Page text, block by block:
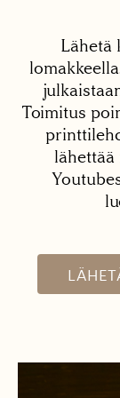
Lähetä
Toimitus